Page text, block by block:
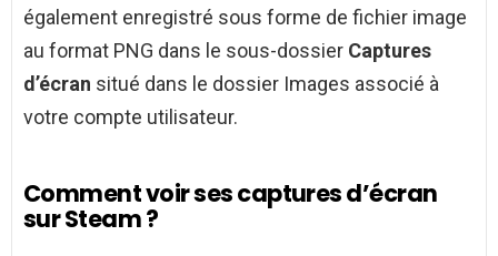
également enregistré sous forme de fichier image
au format PNG dans le sous-dossier Captures
d’écran situé dans le dossier Images associé à
votre compte utilisateur.
Comment voir ses captures d’écran
sur Steam ?